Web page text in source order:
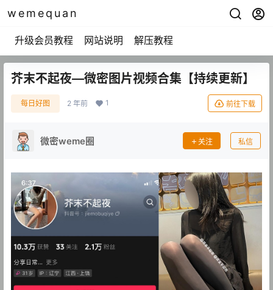
wemequan
升级会员教程 网站说明 解压教程
芥末不起夜—微密图片视频合集【持续更新】
每日好图 2 年前 1 前往下载
微密weme圈 关注 私信